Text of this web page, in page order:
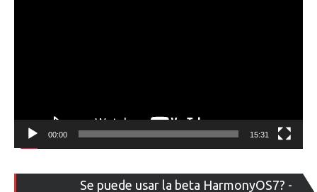
00:00 15:31
Se puede usar la beta HarmonyOS7? -